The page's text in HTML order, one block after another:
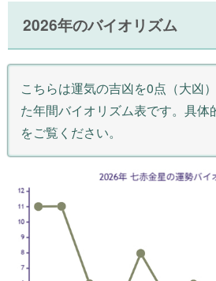
2026年のバイオリズム
こちらは運気の吉凶を0点（大凶
た年間バイオリズム表です。具体
をご覧ください。